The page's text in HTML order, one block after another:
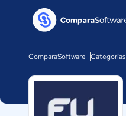
ComparaSoftware Categorías